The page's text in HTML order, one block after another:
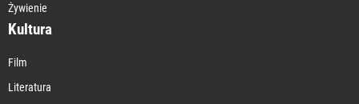
Żywienie
Kultura
Film
Literatura